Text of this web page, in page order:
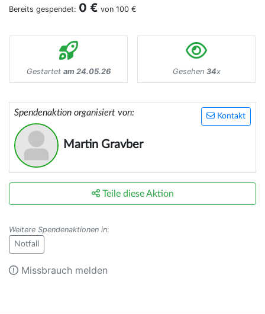
Bereits gespendet: 0 € von 100 €
Gestartet am 24.05.26 Gesehen 34x
Kontakt
Spendenaktion organisiert von:
Martin Gravber
Teile diese Aktion
Weitere Spendenaktionen in:
Notfall
Missbrauch melden